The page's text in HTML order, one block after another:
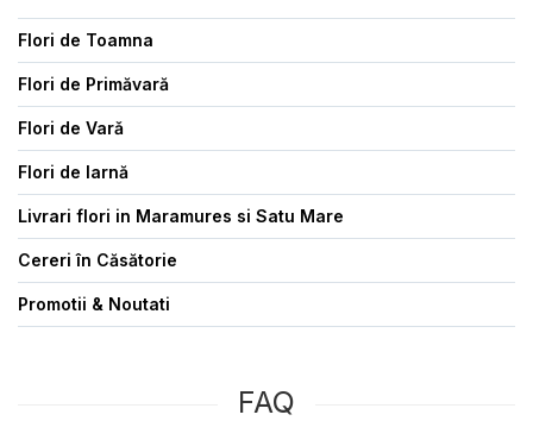
Flori de Toamna
Flori de Primăvară
Flori de Varǎ
Flori de Iarnă
Livrari flori in Maramures si Satu Mare
Cereri în Căsătorie
Promotii & Noutati
FAQ